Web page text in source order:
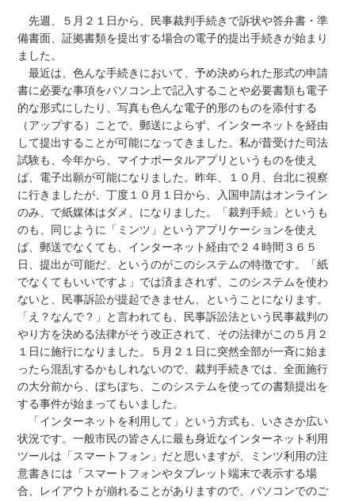
先週、５月２１日から、民事裁判手続きで訴状や答弁書・準
備書面、証拠書類を提出する場合の電子的提出手続きが始まり
ました。
最近は、色んな手続きにおいて、予め決められた形式の申請
書に必要な事項をパソコン上で記入することや必要書類も電子
的な形式にしたり、写真も色んな電子的形のものを添付する
（アップする）ことで、郵送によらず、インターネットを経由
して提出することが可能になってきました。私が昔受けた司法
試験も、今年から、マイナポータルアプリというものを使え
ば、電子出願が可能になりました。昨年、１０月、台北に視察
に行きましたが、丁度１０月１日から、入国申請はオンライン
のみ、で紙媒体はダメ、になりました。「裁判手続」というも
のも、同じように「ミンツ」というアプリケーションを使え
ば、郵送でなくても、インターネット経由で２４時間３６５
日、提出が可能だ、というのがこのシステムの特徴です。「紙
でなくてもいいですよ」では済まされず、このシステムを使わ
ないと、民事訴訟が提起できません、ということになります。
「え？なんで？」と言われても、民事訴訟法という民事裁判の
やり方を決める法律がそう改正されて、その法律がこの５月２
１日に施行になりました。５月２１日に突然全部が一斉に始ま
ったら混乱するかもしれないので、裁判手続きでは、全面施行
の大分前から、ぼちぼち、このシステムを使っての書類提出を
する事件が始まってもいました。
「インターネットを利用して」という方式も、いささか広い
状況です。一般市民の皆さんに最も身近なインターネット利用
ツールは「スマートフォン」だと思いますが、ミンツ利用の注
意書きには「スマートフォンやタブレット端末で表示する場
合、レイアウトが崩れることがありますので、パソコンでのご